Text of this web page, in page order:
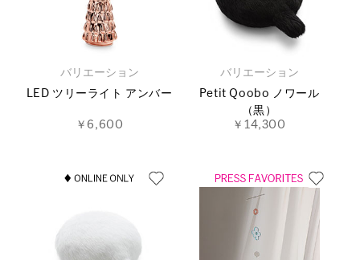
バリエーション
LED ツリーライト アンバー
￥6,600
バリエーション
Petit Qoobo ノワール
（黒）
￥14,300